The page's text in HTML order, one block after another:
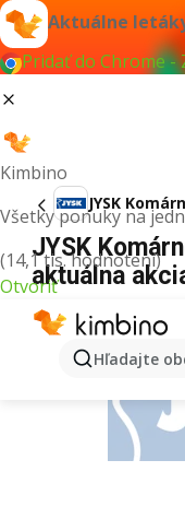
Aktuálne
Pridať do Chrome -
Kimbino
Všetky ponuky na
(14,1 tis. hodnotení)
Otvoriť
Hľadajte
JYSK
JYSK
aktuálna